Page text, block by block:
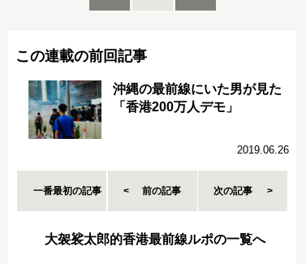
この連載の前回記事
沖縄の最前線にいた男が見た
「香港200万人デモ」
2019.06.26
一番最初の記事 前の記事 次の記事
大袈裟太郎的香港最前線ルポの一覧へ